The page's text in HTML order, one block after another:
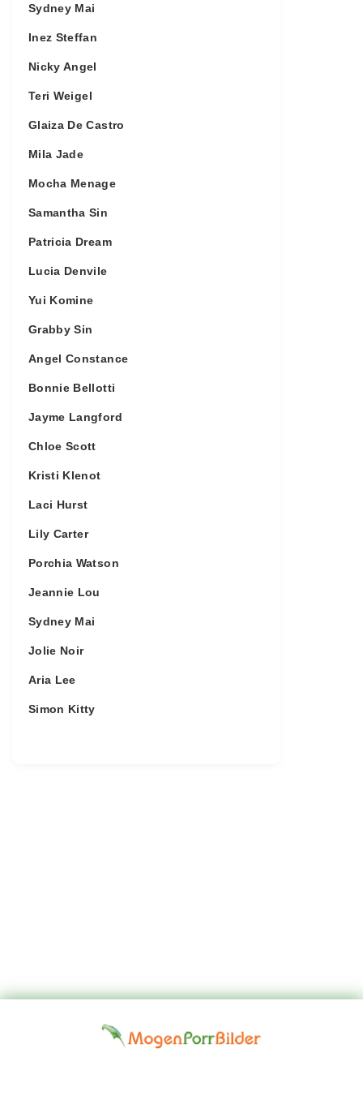
Sydney Mai
Inez Steffan
Nicky Angel
Teri Weigel
Glaiza De Castro
Mila Jade
Mocha Menage
Samantha Sin
Patricia Dream
Lucia Denvile
Yui Komine
Grabby Sin
Angel Constance
Bonnie Bellotti
Jayme Langford
Chloe Scott
Kristi Klenot
Laci Hurst
Lily Carter
Porchia Watson
Jeannie Lou
Sydney Mai
Jolie Noir
Aria Lee
Simon Kitty